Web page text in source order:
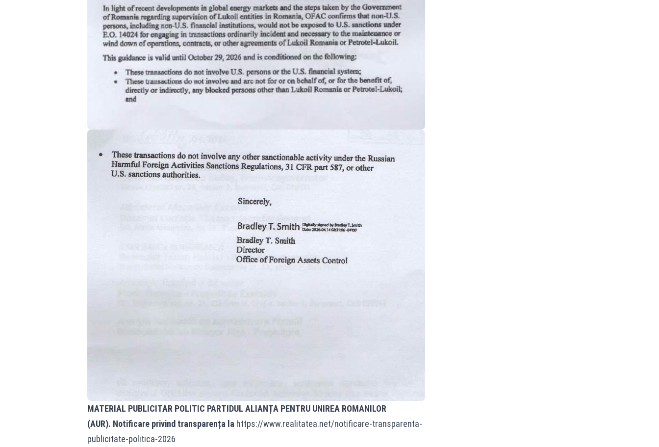
MATERIAL PUBLICITAR POLITIC PARTIDUL ALIANȚA PENTRU UNIREA ROMANILOR
(AUR). Notificare privind transparența la https://www.realitatea.net/notificare-transparenta-
publicitate-politica-2026